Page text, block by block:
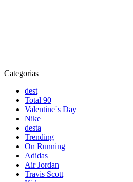
Categorias
dest
Total 90
Valentine´s Day
Nike
desta
Trending
On Running
Adidas
Air Jordan
Travis Scott